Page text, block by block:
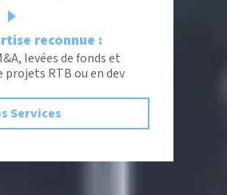
reconnue :
levées de fonds et
RTB ou en dev
Services